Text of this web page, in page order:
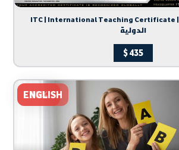
ITC | International Teaching Certificate | شهادة التدريس
الدولية
$435
20%
ENGLISH